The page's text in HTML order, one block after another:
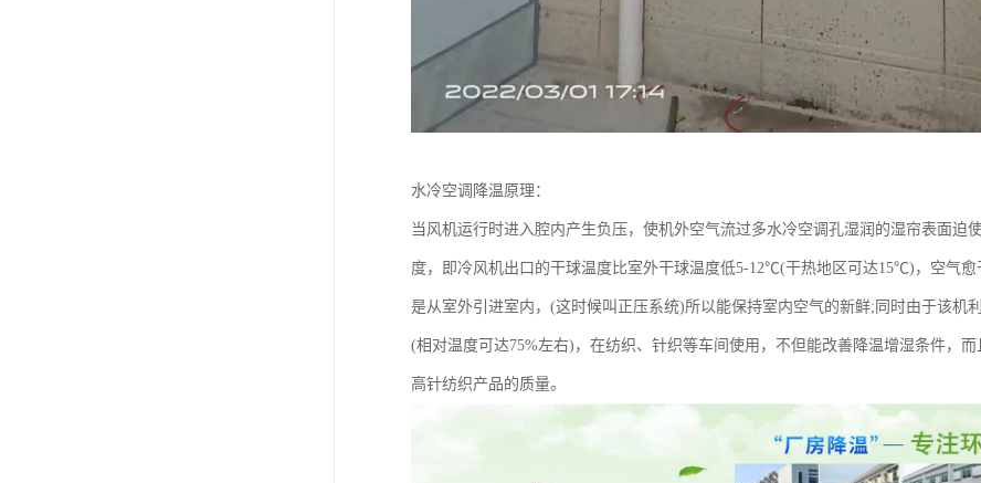
水冷空调降温原理：
当风机运行时进入腔内产生负压，使机外空气流过多水冷空调孔湿润的湿帘表面迫
度，即冷风机出口的干球温度比室外干球温度低5-12℃(干热地区可达15℃)，空气
是从室外引进室内，(这时候叫正压系统)所以能保持室内空气的新鲜;同时由于该机
(相对温度可达75%左右)，在纺织、针织等车间使用，不但能改善降温增湿条件，
高针纺织产品的质量。